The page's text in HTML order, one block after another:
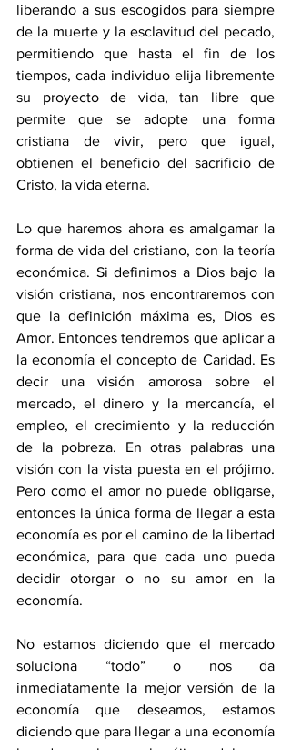
liberando a sus escogidos para siempre
de la muerte y la esclavitud del pecado,
permitiendo que hasta el fin de los
tiempos, cada individuo elija libremente
su proyecto de vida, tan libre que
permite que se adopte una forma
cristiana de vivir, pero que igual,
obtienen el beneficio del sacrificio de
Cristo, la vida eterna.
Lo que haremos ahora es amalgamar la
forma de vida del cristiano, con la teoría
económica. Si definimos a Dios bajo la
visión cristiana, nos encontraremos con
que la definición máxima es, Dios es
Amor. Entonces tendremos que aplicar a
la economía el concepto de Caridad. Es
decir una visión amorosa sobre el
mercado, el dinero y la mercancía, el
empleo, el crecimiento y la reducción
de la pobreza. En otras palabras una
visión con la vista puesta en el prójimo.
Pero como el amor no puede obligarse,
entonces la única forma de llegar a esta
economía es por el camino de la libertad
económica, para que cada uno pueda
decidir otorgar o no su amor en la
economía.
No estamos diciendo que el mercado
soluciona “todo” o nos da
inmediatamente la mejor versión de la
economía que deseamos, estamos
diciendo que para llegar a una economía